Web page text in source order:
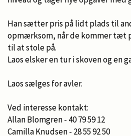
Han sætter pris på lidt plads til
opmærksom, når de kommer tæt
til at stole på.
Laos elsker en tur i skoven og en
Laos sælges for avler.
Ved interesse kontakt:
Allan Blomgren - 40 79 59 12
Camilla Knudsen - 28 55 92 50